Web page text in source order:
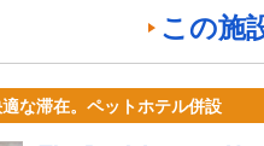
この施
な滞在。ペットホテル併設